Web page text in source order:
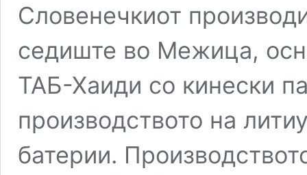
Словенечкиот
седиште во Межица,
ТАБ-Хаиди со кинески
производството на
батерии.